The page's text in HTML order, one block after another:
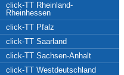
click-TT Rheinland-
Rheinhessen
click-TT Pfalz
click-TT Saarland
click-TT Sachsen-Anhalt
click-TT Westdeutschland